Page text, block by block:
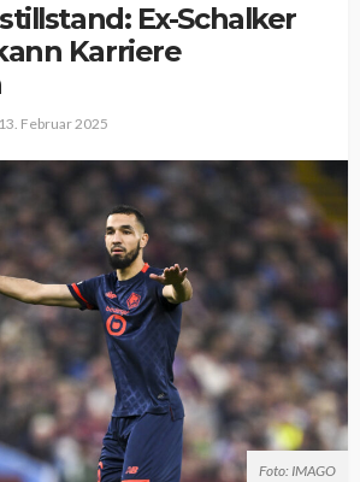
Ex-Schalker
Karriere
13. Februar 2025
Foto: IMAGO